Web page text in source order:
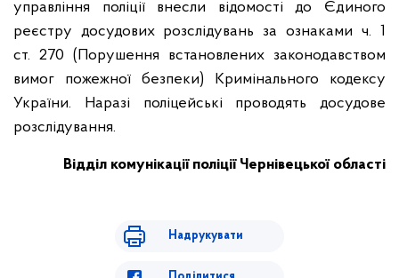
управління поліції внесли відомості до Єдиного
реєстру досудових розслідувань за ознаками ч. 1
ст. 270 (Порушення встановлених законодавством
вимог пожежної безпеки) Кримінального кодексу
України. Наразі поліцейські проводять досудове
розслідування.
Відділ комунікації поліції Чернівецької області
Надрукувати